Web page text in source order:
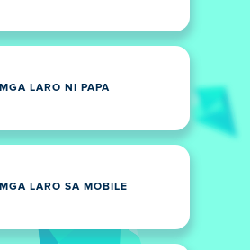
MGA LARO NI PAPA
MGA LARO SA MOBILE